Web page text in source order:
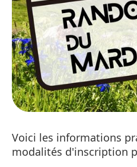
Voici les informations
modalités d'inscription